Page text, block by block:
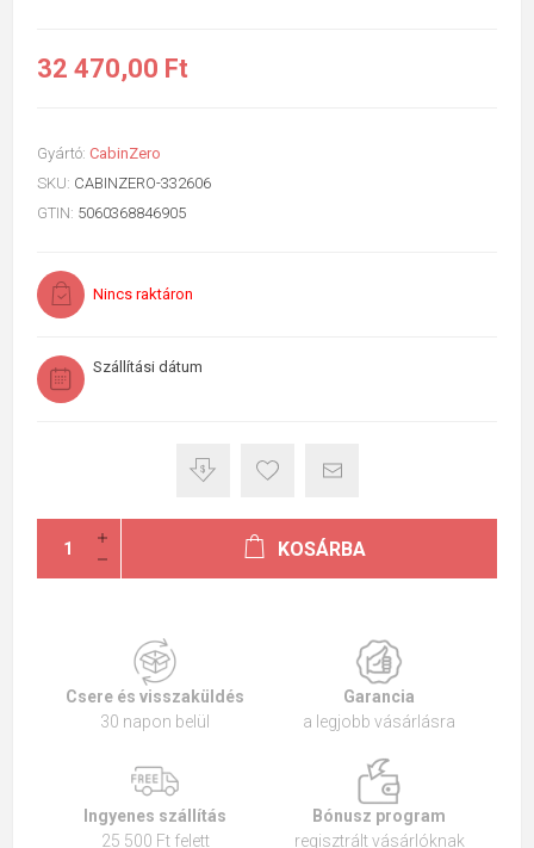
32 470,00 Ft
Gyártó: CabinZero
SKU: CABINZERO-332606
GTIN: 5060368846905
Nincs raktáron
Szállítási dátum
KOSÁRBA
Csere és visszaküldés
30 napon belül
Garancia
a legjobb vásárlásra
Ingyenes szállítás
25 500 Ft felett
Bónusz program
regisztrált vásárlóknak